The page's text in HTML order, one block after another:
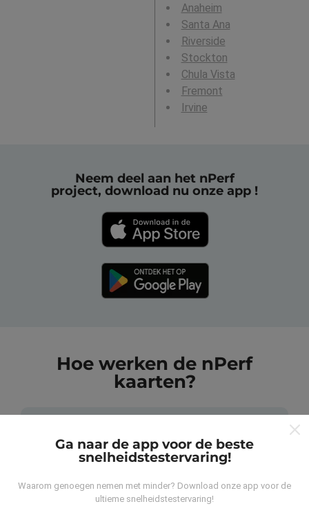
Anaheim
Santa Ana
Riverside
Stockton
Chula Vista
Fremont
Irvine
Neem deel aan het nPerf
project, download nu onze app !
Hoe werken de nPerf
kaarten?
Waar komen de gegevens vandaan?
Ga naar de app voor de beste
snelheidstestervaring!
Waarom genoegen nemen met minder? Download onze app voor de
ultieme snelheidstestervaring!